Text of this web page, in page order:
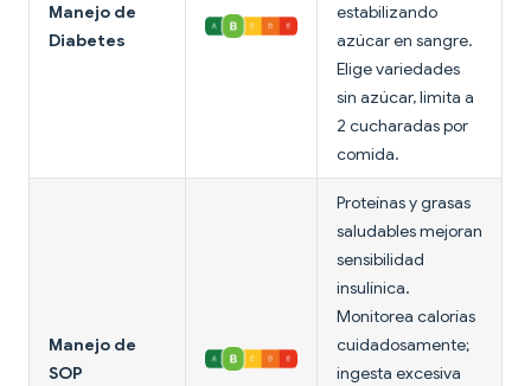
Manejo de
Diabetes
estabilizando
azúcar en sangre.
Elige variedades
sin azúcar, limita a
2 cucharadas por
comida.
Manejo de
SOP
Proteínas y grasas
saludables mejoran
sensibilidad
insulínica.
Monitorea calorías
cuidadosamente;
ingesta excesiva